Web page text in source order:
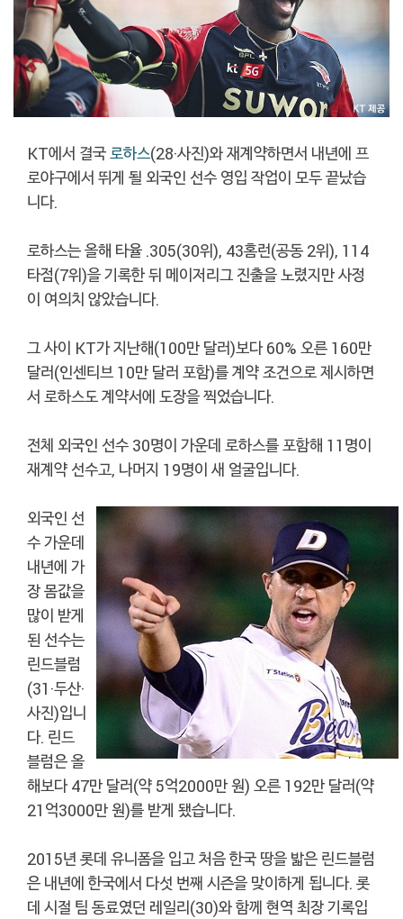
KT에서 결국로하스(28·사진)와 재계약하면서 내년에 프
로야구에서 뛰게 될 외국인 선수 영입 작업이 모두 끝났습
니다.
로하스는 올해 타율 .305(30위), 43홈런(공동 2위), 114
타점(7위)을 기록한 뒤 메이저리그 진출을 노렸지만 사정
이 여의치 않았습니다.
그 사이 KT가 지난해(100만 달러)보다 60% 오른 160만
달러(인센티브 10만 달러 포함)를 계약 조건으로 제시하면
서 로하스도 계약서에 도장을 찍었습니다.
전체 외국인 선수 30명이 가운데 로하스를 포함해 11명이
재계약 선수고, 나머지 19명이 새 얼굴입니다.
외국인 선
수 가운데
내년에 가
장 몸값을
많이 받게
된 선수는
린드블럼
(31·두산·
사진)입니
다. 린드
블럼은 올
해보다 47만 달러(약 5억2000만 원) 오른 192만 달러(약
21억3000만 원)를 받게 됐습니다.
2015년 롯데 유니폼을 입고 처음 한국 땅을 밟은 린드블럼
은 내년에 한국에서 다섯 번째 시즌을 맞이하게 됩니다. 롯
데 시절 팀 동료였던 레일리(30)와 함께 현역 최장 기록입